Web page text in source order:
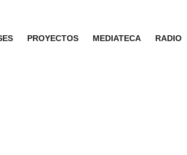
PROYECTOS MEDIATECA RADIO